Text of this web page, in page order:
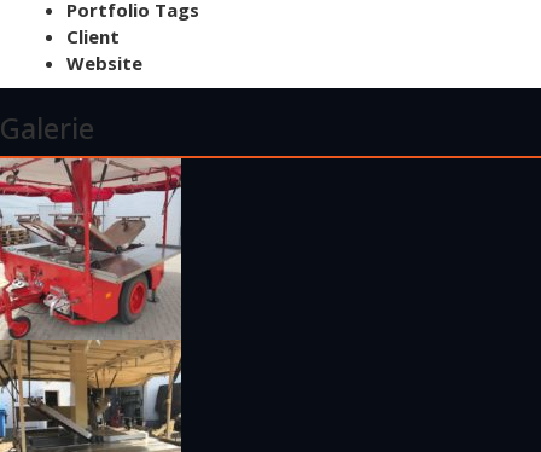
Portfolio Tags
Client
Website
Galerie